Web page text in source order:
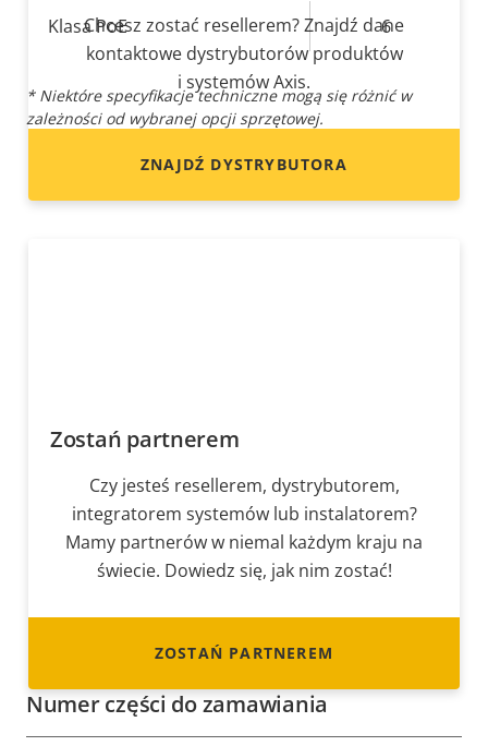
Opis
nieruchomości
Wartość
nieruchomości
Klasa PoE 6
* Niektóre specyfikacje techniczne mogą się różnić w
zależności od wybranej opcji sprzętowej.
Chcesz zostać resellerem? Znajdź dane
kontaktowe dystrybutorów produktów
i systemów Axis.
ZNAJDŹ DYSTRYBUTORA
Zostań partnerem
Czy jesteś resellerem, dystrybutorem,
integratorem systemów lub instalatorem?
Mamy partnerów w niemal każdym kraju na
świecie. Dowiedz się, jak nim zostać!
ZOSTAŃ PARTNEREM
Numer części do zamawiania